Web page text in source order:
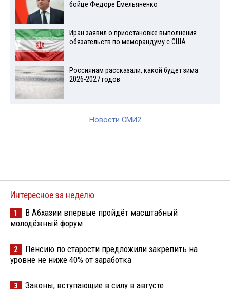
бойце Федоре Емельяненко
Иран заявил о приостановке выполнения
обязательств по меморандуму с США
Россиянам рассказали, какой будет зима
2026-2027 годов
Новости СМИ2
Интересное за неделю
1
В Абхазии впервые пройдёт масштабный
молодёжный форум
2
Пенсию по старости предложили закрепить на
уровне не ниже 40% от заработка
3 Законы, вступающие в силу в августе